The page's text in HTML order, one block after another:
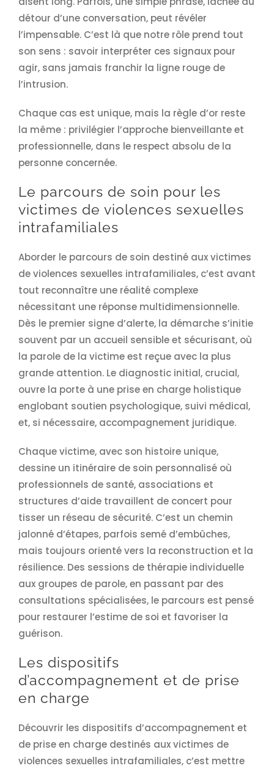
détour d’une conversation, peut révéler
l’impensable. C’est là que notre rôle prend tout
son sens : savoir interpréter ces signaux pour
agir, sans jamais franchir la ligne rouge de
l’intrusion.
Chaque cas est unique, mais la règle d’or reste
la même : privilégier l’approche bienveillante et
professionnelle, dans le respect absolu de la
personne concernée.
Le parcours de soin pour les
victimes de violences sexuelles
intrafamiliales
Aborder le parcours de soin destiné aux victimes
de violences sexuelles intrafamiliales, c’est avant
tout reconnaître une réalité complexe
nécessitant une réponse multidimensionnelle.
Dès le premier signe d’alerte, la démarche s’initie
souvent par un accueil sensible et sécurisant, où
la parole de la victime est reçue avec la plus
grande attention. Le diagnostic initial, crucial,
ouvre la porte à une prise en charge holistique
englobant soutien psychologique, suivi médical,
et, si nécessaire, accompagnement juridique.
Chaque victime, avec son histoire unique,
dessine un itinéraire de soin personnalisé où
professionnels de santé, associations et
structures d’aide travaillent de concert pour
tisser un réseau de sécurité. C’est un chemin
jalonné d’étapes, parfois semé d’embûches,
mais toujours orienté vers la reconstruction et la
résilience. Des sessions de thérapie individuelle
aux groupes de parole, en passant par des
consultations spécialisées, le parcours est pensé
pour restaurer l’estime de soi et favoriser la
guérison.
Les dispositifs
d’accompagnement et de prise
en charge
Découvrir les dispositifs d’accompagnement et
de prise en charge destinés aux victimes de
violences sexuelles intrafamiliales, c’est mettre